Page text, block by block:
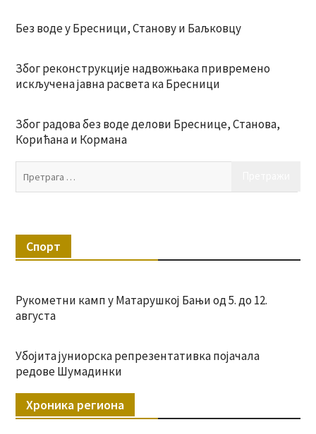
Без воде у Бресници, Станову и Баљковцу
Због реконструкције надвожњака привремено
искључена јавна расвета ка Бресници
Због радова без воде делови Бреснице, Станова,
Корићана и Кормана
Спорт
Рукометни камп у Матарушкој Бањи од 5. до 12.
августа
Убојита јуниорска репрезентативка појачала
редове Шумадинки
Хроника региона